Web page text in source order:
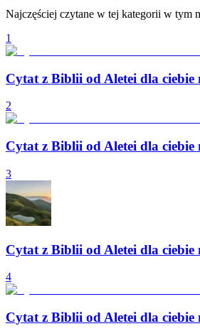
Najczęściej czytane w tej kategorii w tym
1
Cytat z Biblii od Aletei dla ciebie
2
Cytat z Biblii od Aletei dla ciebie
3
Cytat z Biblii od Aletei dla ciebie
4
Cytat z Biblii od Aletei dla ciebie